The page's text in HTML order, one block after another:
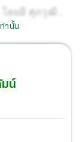
โดยมี ศุภวุฒิ
าน เพ้อวท์
านั้น
น์